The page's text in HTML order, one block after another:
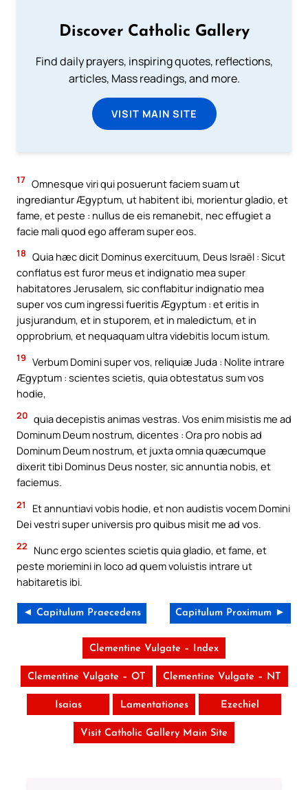
Discover Catholic Gallery
Find daily prayers, inspiring quotes, reflections,
articles, Mass readings, and more.
VISIT MAIN SITE
17 Omnesque viri qui posuerunt faciem suam ut
ingrediantur Ægyptum, ut habitent ibi, morientur gladio, et
fame, et peste : nullus de eis remanebit, nec effugiet a
facie mali quod ego afferam super eos.
18 Quia hæc dicit Dominus exercituum, Deus Israël : Sicut
conflatus est furor meus et indignatio mea super
habitatores Jerusalem, sic conflabitur indignatio mea
super vos cum ingressi fueritis Ægyptum : et eritis in
jusjurandum, et in stuporem, et in maledictum, et in
opprobrium, et nequaquam ultra videbitis locum istum.
19 Verbum Domini super vos, reliquiæ Juda : Nolite intrare
Ægyptum : scientes scietis, quia obtestatus sum vos
hodie,
20 quia decepistis animas vestras. Vos enim misistis me ad
Dominum Deum nostrum, dicentes : Ora pro nobis ad
Dominum Deum nostrum, et juxta omnia quæcumque
dixerit tibi Dominus Deus noster, sic annuntia nobis, et
faciemus.
21
Et annuntiavi vobis hodie, et non audistis vocem Domini
Dei vestri super universis pro quibus misit me ad vos.
22
Nunc ergo scientes scietis quia gladio, et fame, et
peste moriemini in loco ad quem voluistis intrare ut
habitaretis ibi.
◄ Capitulum Praecedens Capitulum Proximum ►
Clementine Vulgate – Index
Clementine Vulgate – OT Clementine Vulgate – NT
Isaias Lamentationes Ezechiel
Visit Catholic Gallery Main Site